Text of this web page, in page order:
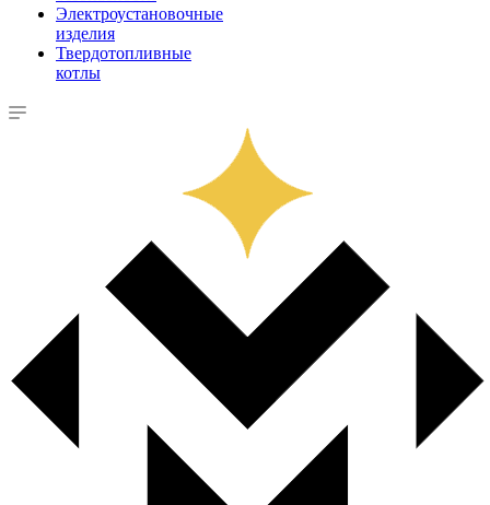
Электроустановочные
изделия
Твердотопливные
котлы